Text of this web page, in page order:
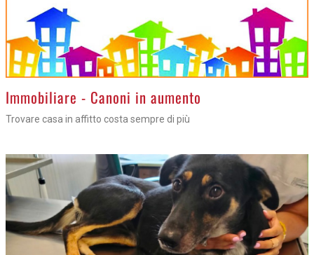
>Immobiliare - Canoni in aumento
Trovare casa in affitto costa sempre di più